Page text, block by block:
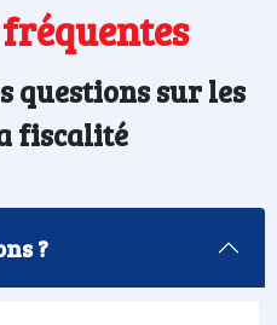
fréquentes
questions sur les
fiscalité
?